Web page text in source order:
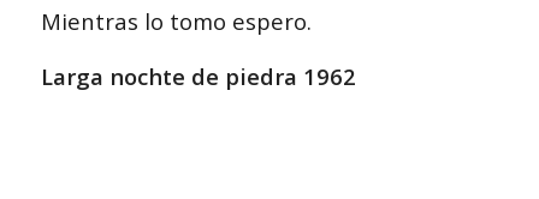
Mientras lo tomo espero.
Larga nochte de piedra 1962